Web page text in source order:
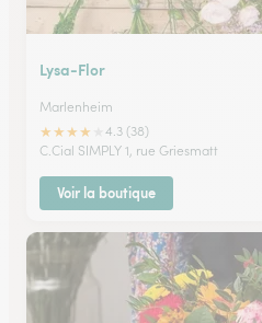
Lysa-Flor
Marlenheim
★★★★
4.3 (38)
C.Cial SIMPLY 1, rue Griesmatt
Voir la boutique